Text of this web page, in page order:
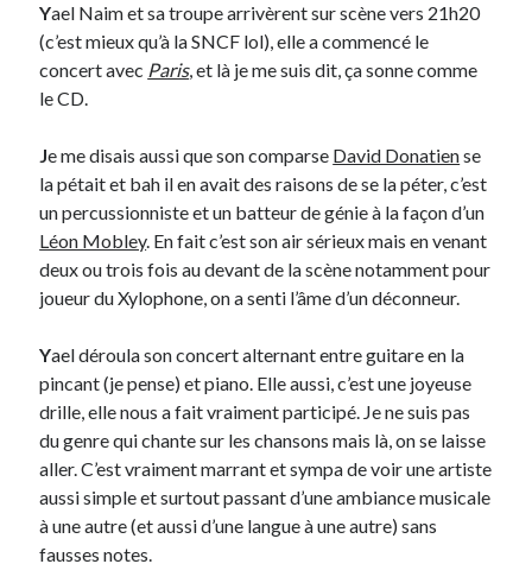
T’as vu quoi ? #52
JF
C’était pas mieux avant… à Lyon
Comment j’ai opéré ma vélorution toute personnelle
personnelle
On parle de quoi ?
A Lyon
Coup de coeur
Daddy
Engagé
Geek
Green
Humeur
Lectures
Lyon
Yael Naim et sa troupe arrivèrent sur scène vers 21h20
(c’est mieux qu’à la SNCF lol), elle a commencé le
concert avec Paris, et là je me suis dit, ça sonne comme
le CD.
Je me disais aussi que son comparse David Donatiense
la pétait et bah il en avait des raisons de se la péter, c’est
un percussionniste et un batteur de génie à la façon d’un
Léon Mobley. En fait c’est son air sérieux mais en venant
deux ou trois fois au devant de la scène notamment pour
joueur du Xylophone, on a senti l’âme d’un déconneur.
Yael déroula son concert alternant entre guitare en la
pincant (je pense) et piano. Elle aussi, c’est une joyeuse
drille, elle nous a fait vraiment participé. Je ne suis pas
du genre qui chante sur les chansons mais là, on se laisse
aller. C’est vraiment marrant et sympa de voir une artiste
aussi simple et surtout passant d’une ambiance musicale
à une autre (et aussi d’une langue à une autre) sans
fausses notes.